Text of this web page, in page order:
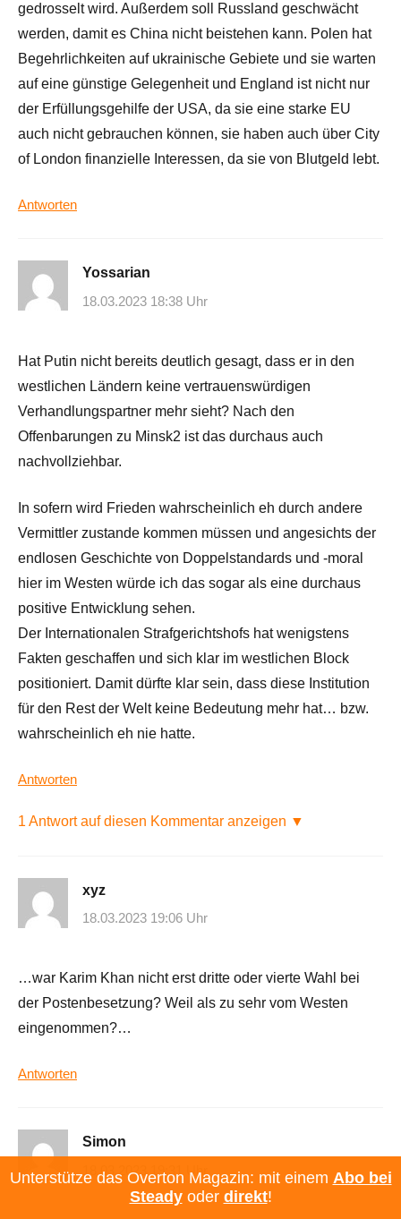
gedrosselt wird. Außerdem soll Russland geschwächt
werden, damit es China nicht beistehen kann. Polen hat
Begehrlichkeiten auf ukrainische Gebiete und sie warten
auf eine günstige Gelegenheit und England ist nicht nur
der Erfüllungsgehilfe der USA, da sie eine starke EU
auch nicht gebrauchen können, sie haben auch über City
of London finanzielle Interessen, da sie von Blutgeld lebt.
Antworten
Yossarian
18.03.2023 18:38 Uhr
Hat Putin nicht bereits deutlich gesagt, dass er in den
westlichen Ländern keine vertrauenswürdigen
Verhandlungspartner mehr sieht? Nach den
Offenbarungen zu Minsk2 ist das durchaus auch
nachvollziehbar.
In sofern wird Frieden wahrscheinlich eh durch andere
Vermittler zustande kommen müssen und angesichts der
endlosen Geschichte von Doppelstandards und -moral
hier im Westen würde ich das sogar als eine durchaus
positive Entwicklung sehen.
Der Internationalen Strafgerichtshofs hat wenigstens
Fakten geschaffen und sich klar im westlichen Block
positioniert. Damit dürfte klar sein, dass diese Institution
für den Rest der Welt keine Bedeutung mehr hat… bzw.
wahrscheinlich eh nie hatte.
Antworten
1 Antwort auf diesen Kommentar anzeigen ▼
xyz
18.03.2023 19:06 Uhr
…war Karim Khan nicht erst dritte oder vierte Wahl bei
der Postenbesetzung? Weil als zu sehr vom Westen
eingenommen?…
Antworten
Simon
18.03.2023 19:31 Uhr
Unterstütze das Overton Magazin: mit einem Abo bei
Steadyoder direkt!